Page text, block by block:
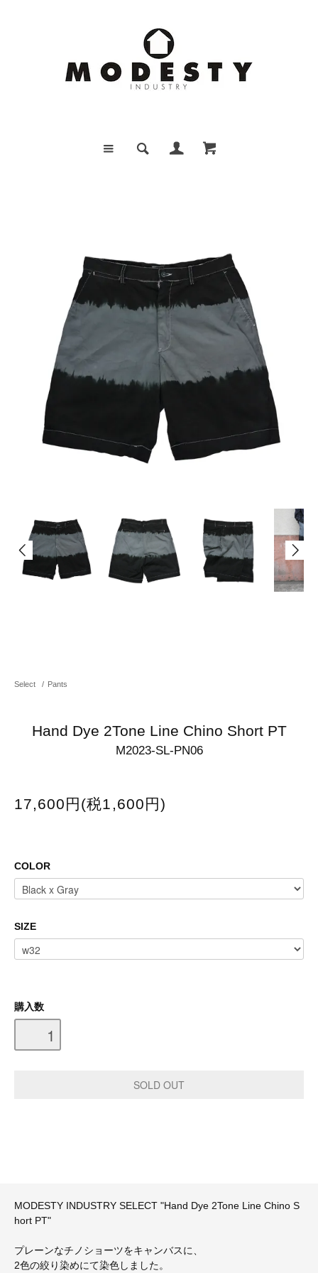
Select / Pants
Hand Dye 2Tone Line Chino Short PT
M2023-SL-PN06
17,600円(税1,600円)
COLOR
SIZE
購入数
MODESTY INDUSTRY SELECT "Hand Dye 2Tone Line Chino S
hort PT"
プレーンなチノショーツをキャンバスに、
2色の絞り染めにて染色しました。